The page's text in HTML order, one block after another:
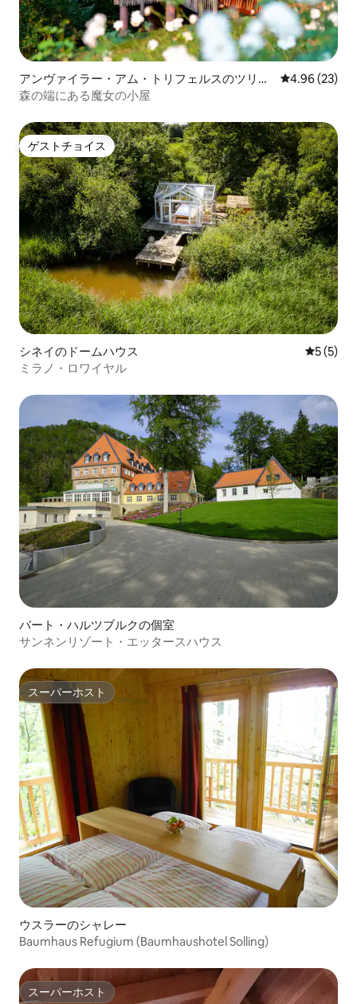
アンヴァイラー・アム・トリフェルスのツリー
ハウス
レビュー23
4.96 (23)
森の端にある魔女の小屋
ゲストチョイス
ゲストチョイス
シネイのドームハウス レビュー
5 (5)
ミラノ・ロワイヤル
バート・ハルツブルクの個室
サンネンリゾート・エッタースハウス
スーパーホスト
スーパーホスト
ウスラーのシャレー
Baumhaus Refugium (Baumhaushotel Solling)
スーパーホスト
スーパーホスト